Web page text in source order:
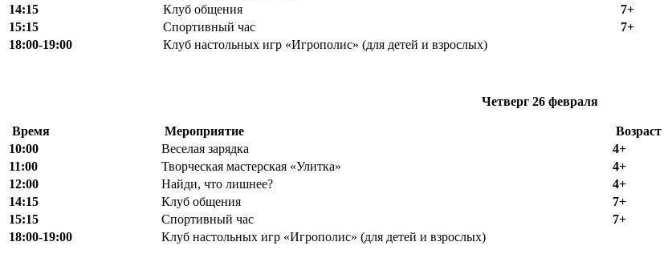
14:15 Клуб общения 7+
15:15 Спортивный час 7+
18:00-19:00 Клуб настольных игр «Игрополис» (для детей и взрослых)
Четверг 26 февраля
Время Мероприятие Возраст
10:00
Веселая зарядка 4+
11:00
Творческая мастерская «Улитка» 4+
12:00 Найди, что лишнее? 4+
14:15 Клуб общения 7+
15:15 Спортивный час 7+
18:00-19:00 Клуб настольных игр «Игрополис» (для детей и взрослых)